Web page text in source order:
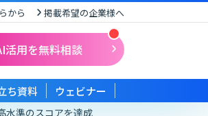
から 掲載希望の企業様へ
活用を無料相談
ち資料 ウェビナー
水準のスコアを達成